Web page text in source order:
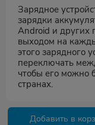
Зарядное
зарядки
Android и других
выходом на
этого зарядного
переключать
чтобы его можно
странах.
Добавить в